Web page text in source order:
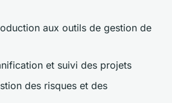
aux outils de gestion de
et suivi des projets
des risques et des